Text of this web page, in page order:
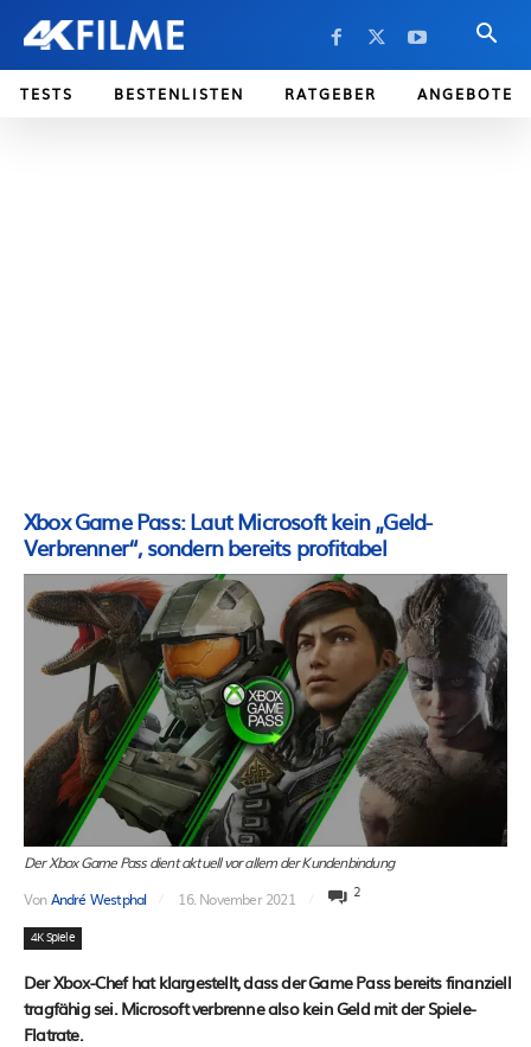
TESTS BESTENLISTEN RATGEBER ANGEBOTE
Xbox Game Pass: Laut Microsoft kein „Geld-
Verbrenner“, sondern bereits profitabel
Der Xbox Game Pass dient aktuell vor allem der Kundenbindung
VonAndré Westphal 16. November 2021 2
4K Spiele
Der Xbox-Chef hat klargestellt, dass der Game Pass bereits finanziell
tragfähig sei. Microsoft verbrenne also kein Geld mit der Spiele-
Flatrate.